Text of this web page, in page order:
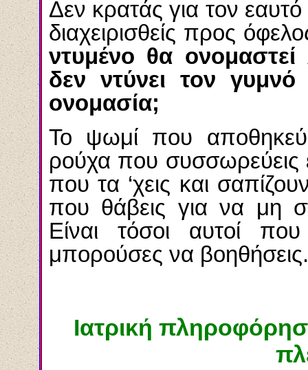
Δεν κρατάς για τον
διαχειρισθείς προς
ντυμένο θα
δεν ντύνει τον
ονομασία;
Το ψωμί που
ρούχα που συσσωρεύεις
που τα ‘χεις και
που θάβεις για να μη
Είναι τόσοι αυτοί
μπορούσες να βοηθήσεις.
Ιατρική